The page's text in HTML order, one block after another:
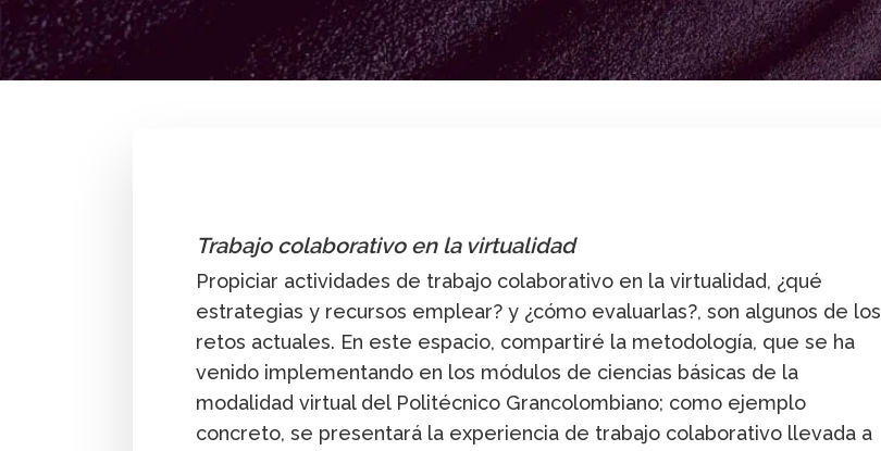
Trabajo colaborativo en la virtualidad
Propiciar actividades de trabajo colaborativo en la virtualidad, ¿qué
estrategias y recursos emplear? y ¿cómo evaluarlas?, son algunos de los
retos actuales. En este espacio, compartiré la metodología, que se ha
venido implementando en los módulos de ciencias básicas de la
modalidad virtual del Politécnico Grancolombiano; como ejemplo
concreto, se presentará la experiencia de trabajo colaborativo llevada a